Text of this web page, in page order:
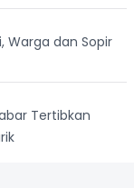
Warga dan Sopir
Tertibkan